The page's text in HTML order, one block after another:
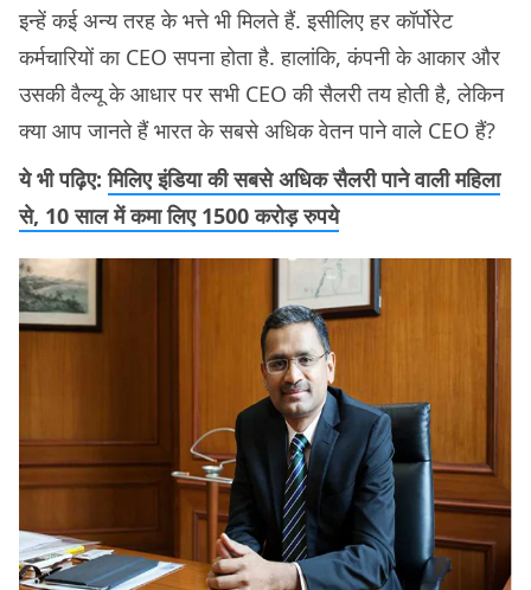
इन्हें कई अन्य तरह के भत्ते भी मिलते हैं. इसीलिए हर कॉर्पोरेट
कर्मचारियों का CEO सपना होता है. हालांकि, कंपनी के आकार और
उसकी वैल्यू के आधार पर सभी CEO की सैलरी तय होती है, लेकिन
क्या आप जानते हैं भारत के सबसे अधिक वेतन पाने वाले CEO हैं?
ये भी पढ़िए:मिलिए इंडिया की सबसे अधिक सैलरी पाने वाली महिला
से, 10 साल में कमा लिए 1500 करोड़ रुपये